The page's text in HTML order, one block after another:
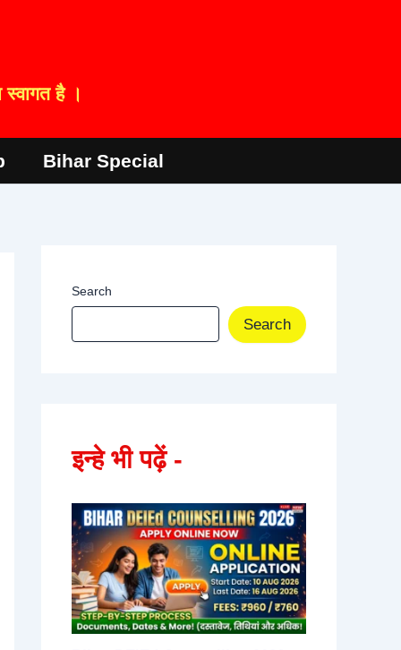
है ।
Bihar Special
Search
Search
इन्हे भी पढ़ें -